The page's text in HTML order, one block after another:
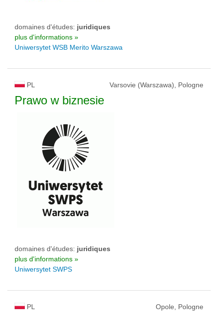
domaines d'études: juridiques
plus d'informations »
Uniwersytet WSB Merito Warszawa
PL Varsovie (Warszawa), Pologne
Prawo w biznesie
domaines d'études: juridiques
plus d'informations »
Uniwersytet SWPS
PL Opole, Pologne